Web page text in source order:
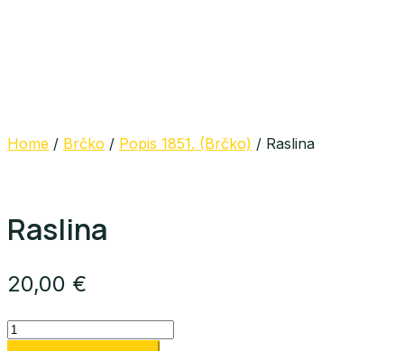
Home / Brčko / Popis 1851. (Brčko) / Raslina
Raslina
20,00 €
Raslina